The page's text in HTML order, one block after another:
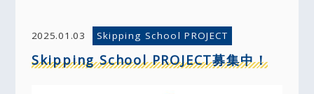
2025.01.03 Skipping School PROJECT
Skipping School PROJECT募集中！